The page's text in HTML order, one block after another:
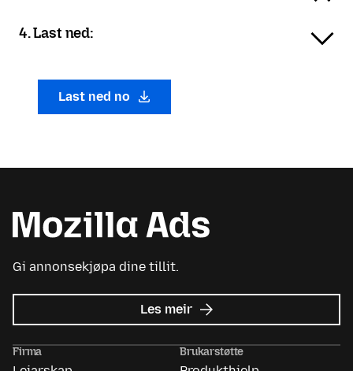
4. Last ned:
Last ned no
Gi annonsekjøpa dine tillit.
Les meir om
Mozilla
Firma Brukarstøtte